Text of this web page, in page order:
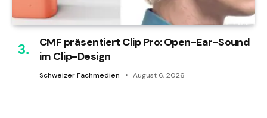
CMF präsentiert Clip Pro: Open-Ear-Sound
im Clip-Design
Schweizer Fachmedien August 6, 2026